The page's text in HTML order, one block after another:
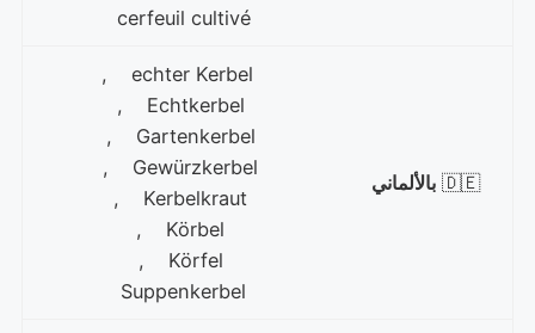
cerfeuil cultivé
🇩🇪 بالألماني
Echtkerbel ,
Gartenkerbel ,
Gewürzkerbel ,
Kerbelkraut ,
Körbel ,
Körfel ,
Suppenkerbel